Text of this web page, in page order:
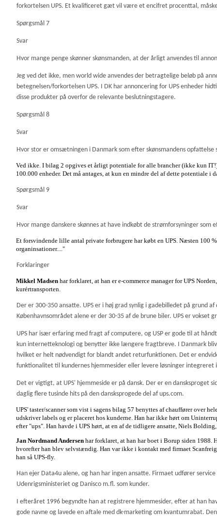
forkortelsen UPS. Et kvalificeret gæt vil være et encifret procenttal,
Spørgsmål 7
Svar
Hvor mange penge skønner skønsmanden, at der årligt anvendes til
Jeg ved det ikke, men world wide anvendes der betragtelige beløb på
betegnelsen/forkortelsen UPS. I DK har annoncering for UPS enheder
disse produkter på overfor de relevante beslutningstagere.
Spørgsmål 8
Svar
Hvor stor er omsætningen i Danmark som efter skønsmandens opfattelse
Ved ikke. I bilag 2 opgives et årligt potentiale for alle brancher (ikke kun
100.000 enheder. Det må antages, at kun en mindre del af dette potentiale i
Spørgsmål 9
Svar
Hvor mange danskere skønnes at have indkøbt de strømforsyninger som
Et forsvindende lille antal private forbrugere har købt en UPS. Næsten 100
organinsationer...."
Forklaringer
Mikkel Madsen har forklaret, at han er e-commerce manager for UPS
kurértransporten.
Der er 300-350 ansatte. UPS er i høj grad synlig i gadebilledet på grund
Københavnsområdet alene er der 30-35 af de brune biler. UPS er vokset
UPS har især erfaring med fragt af computere, og USP er gode til at
kun internetteknologi og benytter ikke længere fragtbreve. I Danmark
hvilket er helt nødvendigt for blandt andet returfunktionen. Det er
funktionalitet til kundernes hjemmesider eller levere løsninger integreret
Det er vigtigt, at UPS' hjemmeside er på dansk. Der er en dansksproget
daglig flere tusinde hits på den dansksprogede del af ups.com.
UPS' taster/scanner som vist i sagens bilag 57 benyttes af chauffører over
udskriver labels og er placeret hos kunderne. Han har ikke hørt om
efter "ups". Han havde i UPS hørt, at en af de tidligere ansatte, Niels
Jan Nordmand Andersen har forklaret, at han har boet i Borup siden
hvorefter han blev selvstændig. Han var ikke i kontakt med firmaet
han så UPS-fly.
Han ejer Data4u alene, og han har ingen ansatte. Firmaet udfører
Udenrigsministeriet og Danisco m.fl. som kunder.
I efteråret 1996 begyndte han at registrere hjemmesider, efter at han
gode navne og lavede en aftale med dk-marketing om kvantumrabat.